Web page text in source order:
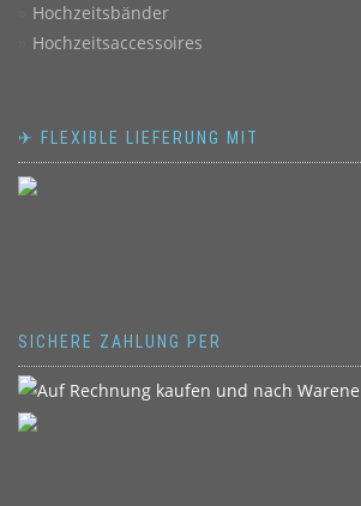
Hochzeitsbänder
Hochzeitsaccessoires
✈ FLEXIBLE LIEFERUNG MIT
SICHERE ZAHLUNG PER